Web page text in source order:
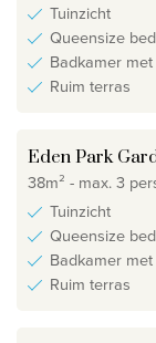
Tuinzicht
Queensize bed
Badkamer
Ruim terras
Eden Park
38m² - max. 3
Tuinzicht
Queensize bed
Badkamer
Ruim terras